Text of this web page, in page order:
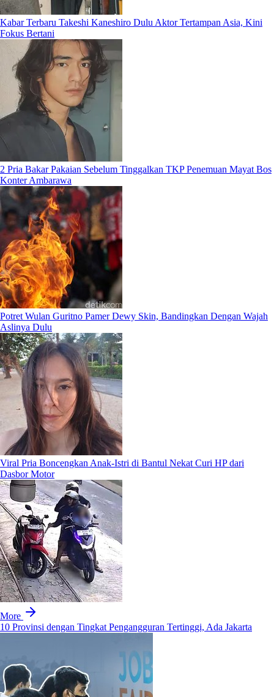
Kabar Terbaru Takeshi Kaneshiro Dulu Aktor Tertampan Asia, Kini
Fokus Bertani
2 Pria Bakar Pakaian Sebelum Tinggalkan TKP Penemuan Mayat Bos
Konter Ambarawa
Potret Wulan Guritno Pamer Dewy Skin, Bandingkan Dengan Wajah
Aslinya Dulu
Viral Pria Boncengkan Anak-Istri di Bantul Nekat Curi HP dari
Dasbor Motor
More
10 Provinsi dengan Tingkat Pengangguran Tertinggi, Ada Jakarta